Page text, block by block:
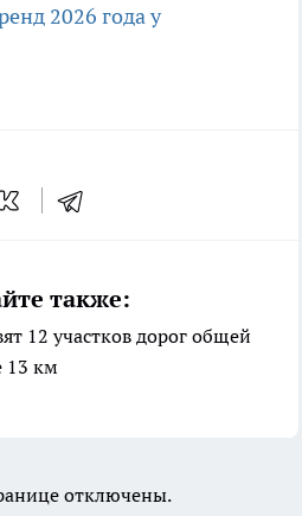
2026 года у
также:
12 участков дорог общей
13 км
отключены.